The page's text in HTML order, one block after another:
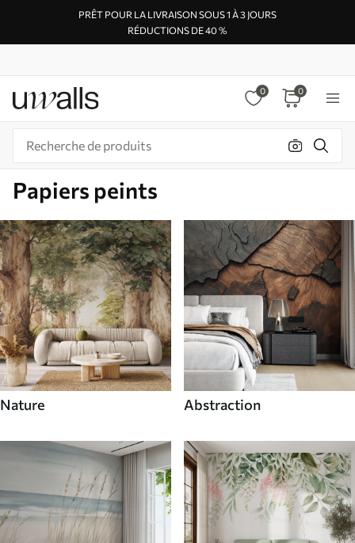
PRÊT POUR LA LIVRAISON SOUS 1 À 3 JOURS
RÉDUCTIONS DE 40 %
0 0
Papiers peints
Nature Abstraction